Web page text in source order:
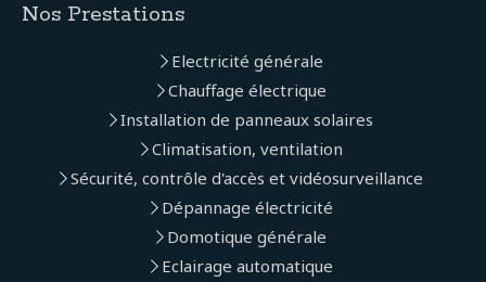
Nos Prestations
Electricité générale
Chauffage électrique
Installation de panneaux solaires
Climatisation, ventilation
Sécurité, contrôle d'accès et vidéosurveillance
Dépannage électricité
Domotique générale
Eclairage automatique